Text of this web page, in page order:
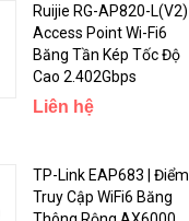
Ruijie RG-AP820-L(V2) |
Access Point Wi-Fi6
Băng Tần Kép Tốc Độ
Cao 2.402Gbps
Liên hệ
TP-Link EAP683 | Điểm
Truy Cập WiFi6 Băng